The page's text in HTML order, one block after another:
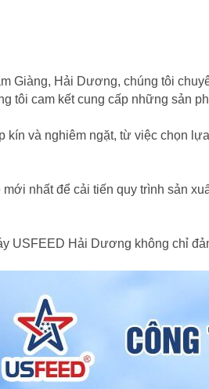
Giàng, Hải Dương, chúng tôi
tôi cam kết cung cấp những sản
và nghiêm ngặt, từ việc chọn
nhất để cải tiến quy trình sản
USFEED Hải Dương không chỉ